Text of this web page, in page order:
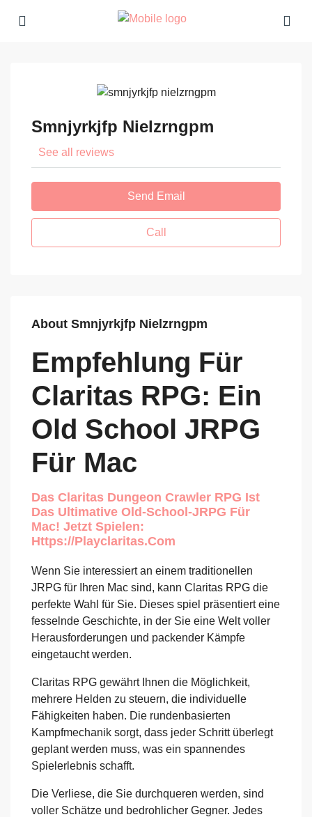
Smnjyrkjfp Nielzrngpm
See all reviews
Send Email
Call
About Smnjyrkjfp Nielzrngpm
Empfehlung Für
Claritas RPG: Ein
Old School JRPG
Für Mac
Das Claritas Dungeon Crawler RPG Ist
Das Ultimative Old-School-JRPG Für
Mac! Jetzt Spielen:
Https://playclaritas.com
Wenn Sie interessiert an einem traditionellen
JRPG für Ihren Mac sind, kann Claritas RPG die
perfekte Wahl für Sie. Dieses spiel präsentiert eine
fesselnde Geschichte, in der Sie eine Welt voller
Herausforderungen und packender Kämpfe
eingetaucht werden.
Claritas RPG gewährt Ihnen die Möglichkeit,
mehrere Helden zu steuern, die individuelle
Fähigkeiten haben. Die rundenbasierten
Kampfmechanik sorgt, dass jeder Schritt überlegt
geplant werden muss, was ein spannendes
Spielerlebnis schafft.
Die Verliese, die Sie durchqueren werden, sind
voller Schätze und bedrohlicher Gegner. Jedes